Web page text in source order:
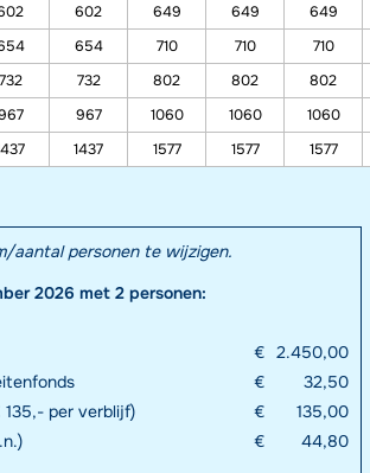
602 649 649 649
654 710 710 710
732 732 802 802 802
967 1060 1060 1060
1437 1577 1577 1577
aantal personen te wijzigen.
2026 met 2 personen:
€ 2.450,00
€
32,50
135,- per verblijf) €
135,00
€ 44,80